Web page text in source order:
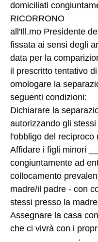
domiciliati
RICORRONO
all'Ill.mo Presidente
fissata ai sensi degli
data per la
il prescritto tentativo
omologare la
seguenti condizioni:
Dichiarare la
autorizzando gli
l'obbligo del reciproco
Affidare i figli minori
congiuntamente ad
collocamento
madre/il padre - con
stessi presso la
Assegnare la casa
che ci vivrà con i